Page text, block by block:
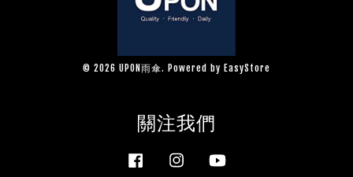
© 2026 UPON雨傘. Powered by EasyStore
關注我們
Facebook Instagram